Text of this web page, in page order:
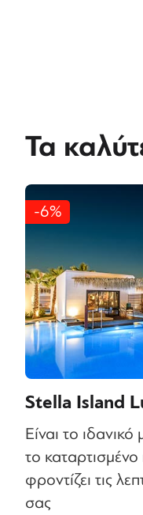
Τα
-6%
Stella Island
Είναι το
το
φροντίζει τις
σας